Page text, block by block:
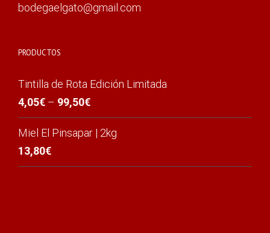
bodegaelgato@gmail.com
PRODUCTOS
Tintilla de Rota Edición Limitada
4,05€ – 99,50€
Miel El Pinsapar | 2kg
13,80€